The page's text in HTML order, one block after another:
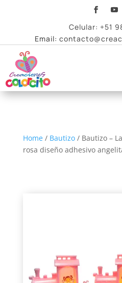
Celular: +51
Email:
Home/ Bautizo/ Bautizo –
rosa diseño adhesivo